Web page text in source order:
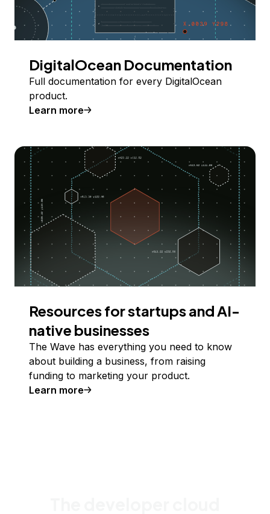
DigitalOcean Documentation
Full documentation for every DigitalOcean
product.
Learn more
Resources for startups and AI-
native businesses
The Wave has everything you need to know
about building a business, from raising
funding to marketing your product.
Learn more